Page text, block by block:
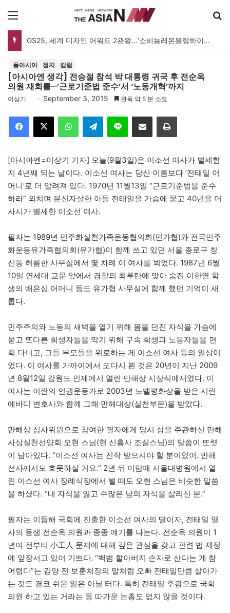
GS25, 세계 디자인 어워드 2관왕…‘소비뇽레몬블랑하이볼’ 디자인 경쟁력 인정
동아시아 정치 칼럼
[아시아엔 생각] 전승절 참석 박 대통령 귀국 후 전순옥
의원 재회를···’근로기준법 준수’서 ‘노동개혁’까지
이상기 September 3, 2015 완독 약 5 분 소요
Telegram 이메일
[아시아엔=이상기 기자] 오늘(9월3일)은 이소선 여사가 별세한
지 4년째 되는 날이다. 이소선 여사는 당신 이름보다 ‘전태일 어
머니’로 더 알려져 있다. 1970년 11월13일 “근로기준법을 준수
하라” 외치며 분신자살한 아들 전태일을 가슴에 묻고 40년을 더
사시가 별세한 이소선 여사.
필자는 1989년 민주화실천가족운동협의회(민가협)와 전국민주
화운동유가족협의회(유가협)이 함께 쓰고 있던 서울 종로구 창
신동 허름한 사무실에서 몇 차례 이 여사를 뵈었다. 1987년 6월
10일 연세대 교문 앞에서 경찰의 최루탄에 맞아 숨진 이한열 학
생의 배은심 어머니 등도 유가협 사무실에 함께 했던 기억이 새
롭다.
민주주의와 노동의 새벽을 열기 위해 몸을 던진 자식을 가슴에
묻고 또다른 희생자들을 막기 위해 구속 학생과 노동자들을 면
회 다니고, 그들 부모들을 위로하는 게 이소선 여사 등의 일상이
었다. 이 여사를 가까이에서 또다시 뵌 것은 20년이 지난 2009
년 8월12일 강원도 인제에서 열린 만해상 시상식에서였다. 이
여사는 이란의 인권운동가로 2003년 노벨평화상을 받은 시린
에바디 변호사와 함께 그해 만해대상(실천부문)을 받았다.
만해상 심사위원으로 참여한 필자에게 당시 상을 주관하신 만해
사상실천선양회 오현 스님(현 신흥사 조실스님)의 말씀이 또렷
이 남아있다. “이소선 여사는 진작 받으셔야 할 분이었어. 만해
선사께서도 흐뭇하실 거요.” 2년 뒤 이맘때 서울대병원에서 열
린 이소선 여사 장례식장에서 뵐 때도 오현 스님은 비슷한 말씀
을 하셨다. “내 자식을 잃고 수많은 남의 자식을 살리신 분.”
필자는 이듬해 국회에 진출한 이소선 여사의 딸이자, 전태일 열
사의 동생 전순옥 의원과 종종 얘기를 나눈다. 전순옥 의원이 1
년여 전부터 小工人 문제에 대해 깊은 관심을 갖고 관련 법 제정
에 앞장서고 있어 기쁘다. “백범 할아버지 손자로 산다는 게 참
어렵다”는 김양 전 보훈처장의 말처럼 오빠 전태일만큼 살아가
는 것도 결코 쉬운 일은 아닐 터다. 특히 전태일 후광으로 국회
의원 하고 있는 거라는 등 따가운 눈총도 없지 않을 것이다.